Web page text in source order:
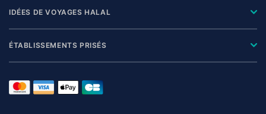
IDÉES DE VOYAGES HALAL
ÉTABLISSEMENTS PRISÉS